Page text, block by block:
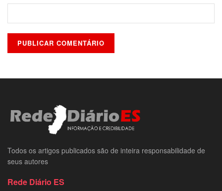
Todos os artigos publicados são de inteira responsabilidade de
seus autores
Rede Diário ES